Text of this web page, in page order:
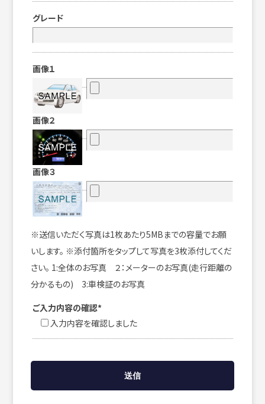
グレード
画像１
画像２
画像３
※送信いただく写真は1枚あたり5MBまでの容量でお願
いします。 ※添付箇所をタップして写真を3枚添付してくだ
さい。 1:全体のお写真 ２：メーターのお写真(走行距離の
分かるもの) 3:車検証のお写真
ご入力内容の確認*
入力内容を確認しました